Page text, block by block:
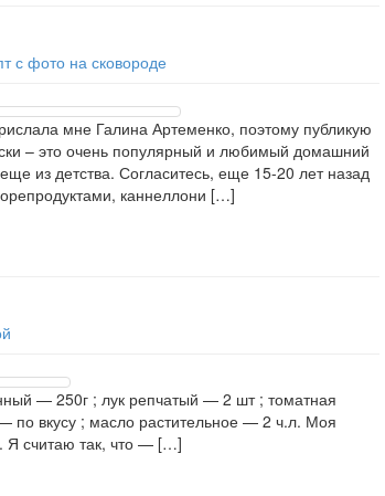
с фото на сковороде
мне Галина Артеменко, поэтому публикую
– это очень популярный и любимый домашний
из детства. Согласитесь, еще 15-20 лет назад
каннеллони […]
— 250г ; лук репчатый — 2 шт ; томатная
вкусу ; масло растительное — 2 ч.л. Моя
Я считаю так, что — […]